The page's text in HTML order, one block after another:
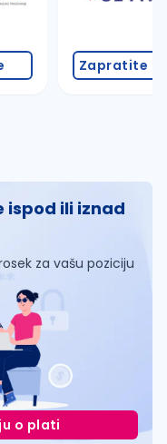
Zapratite
ispod ili iznad
za vašu poziciju
o plati